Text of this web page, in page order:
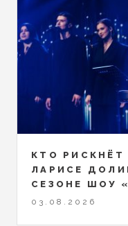
КТО
ЛАРИСЕ
СЕЗОНЕ ШОУ
03.08.2026